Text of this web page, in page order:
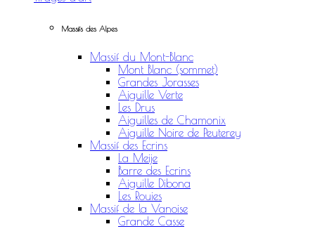
Massifs des Alpes
Massif du Mont-Blanc
Mont Blanc (sommet)
Grandes Jorasses
Aiguille Verte
Les Drus
Aiguilles de Chamonix
Aiguille Noire de Peuterey
Massif des Ecrins
La Meije
Barre des Ecrins
Aiguille Dibona
Les Rouies
Massif de la Vanoise
Grande Casse